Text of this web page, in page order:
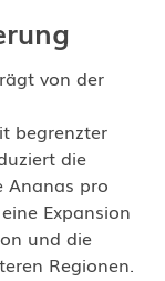
von der
begrenzter
die
Ananas pro
Expansion
und die
Regionen.